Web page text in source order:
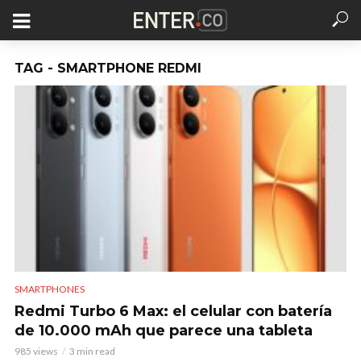
TAG - SMARTPHONE REDMI
SMARTPHONES
Redmi Turbo 6 Max: el celular con batería
de 10.000 mAh que parece una tableta
985 views 3 min read